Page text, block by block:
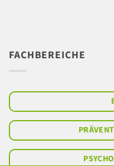
FACHBEREICHE